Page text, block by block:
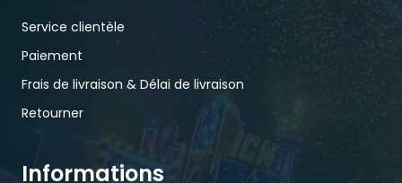
Service clientèle
Paiement
Frais de livraison & Délai de livraison
Retourner
Informations